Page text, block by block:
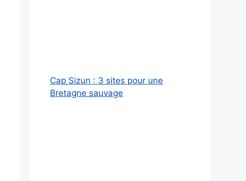
Cap Sizun : 3 sites pour une
Bretagne sauvage